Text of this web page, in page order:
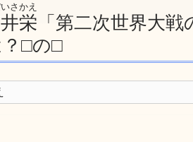
栄
さかえ
「第二次世界大戦
？□の□